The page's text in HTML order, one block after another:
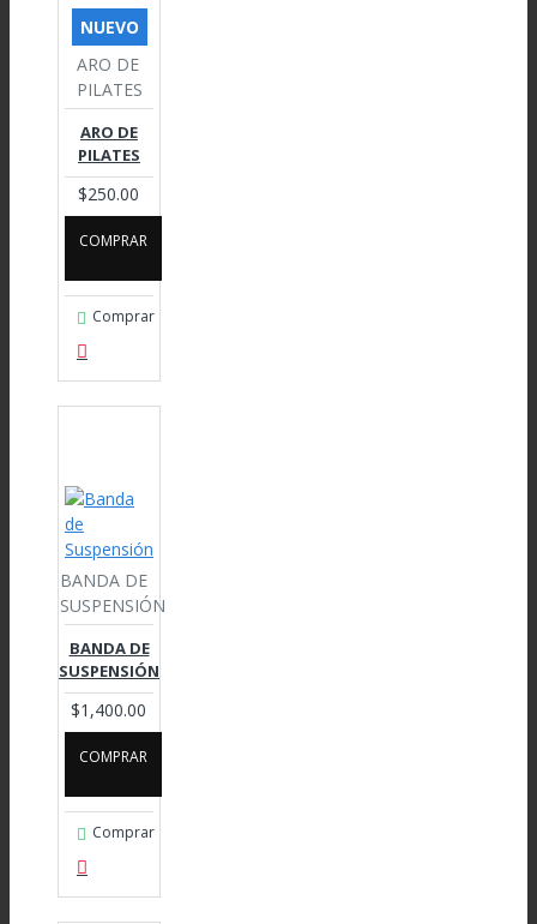
NUEVO
ARO DE
PILATES
ARO DE
PILATES
$250.00
COMPRAR
Comprar
BANDA DE
SUSPENSIÓN
BANDA DE
SUSPENSIÓN
$1,400.00
COMPRAR
Comprar